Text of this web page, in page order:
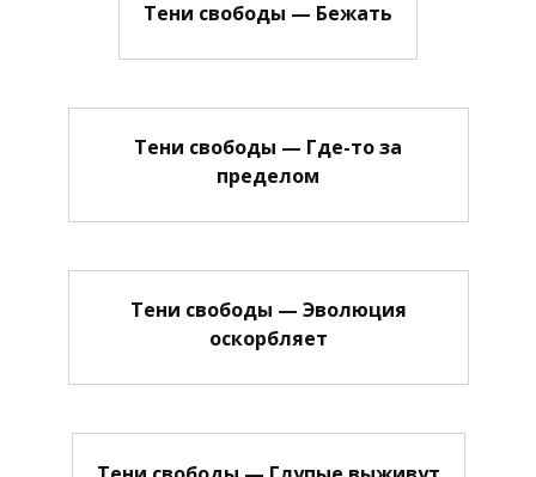
Тени свободы — Бежать
Тени свободы — Где-то за
пределом
Тени свободы — Эволюция
оскорбляет